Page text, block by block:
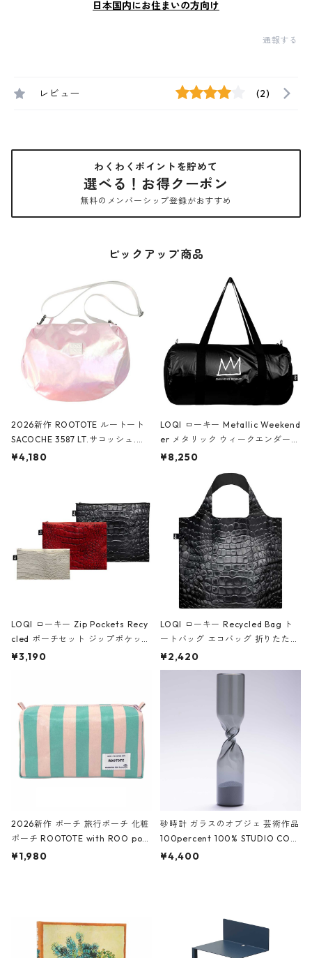
日本国内にお住まいの方向け
通報する
レビュー (2)
わくわくポイントを貯めて
選べる！お得クーポン
無料のメンバーシップ登録がおすすめ
ピックアップ商品
2026新作 ROOTOTE ルートート
SACOCHE 3587 LT.サコッシュ.ル
ミエ-B ショルダーバッグ グロスピ
¥4,180
LOQI ローキー Metallic Weekend
er メタリック ウィークエンダー
ボストンバッグ ショルダーバッグ
Black ジャン=ミッシェル・バスキ
ア/クラウン ブラック
¥8,250
LOQI ローキー Zip Pockets Recy
cled ポーチセット ジップポケット
ファスナーポーチ 撥水加工 トラベ
ーガンディー、オフホワイト
¥3,190
LOQI ローキー Recycled Bag ト
ートバッグ エコバッグ 折りたたみ
大きめ 撥水加工 収納ポーチ CRO
CODILE/Black クロコダイル/ブラ
¥2,420
2026新作 ポーチ 旅行ポーチ 化粧
ポーチ ROOTOTE with ROO pou
ch 3532 ルートート WR.ポーチ.ラ
¥1,980
砂時計 ガラスのオブジェ 芸術作品
100percent 100% STUDIO COH
AKU Timeless 100パーセント ス
¥4,400